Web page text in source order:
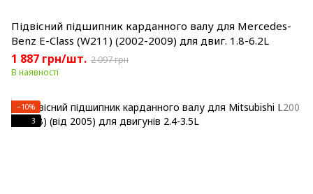
Підвісний підшипник карданного валу для Mercedes-
Benz E-Class (W211) (2002-2009) для двиг. 1.8-6.2L
1 887 грн/шт. 2 097 грн
В наявності
−10%
3